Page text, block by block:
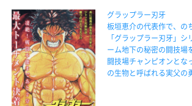
グラップラー刃牙
板垣恵介の代表作で、の
「グラップラー刃牙」
ーム地下の秘密の闘技場
闘技場チャンピオンとな
の生物と呼ばれる実父の